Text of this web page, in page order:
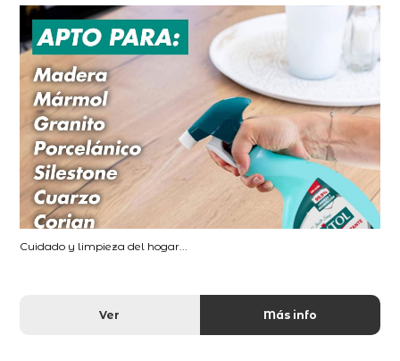
Cuidado y limpieza del hogar...
Ver Más info